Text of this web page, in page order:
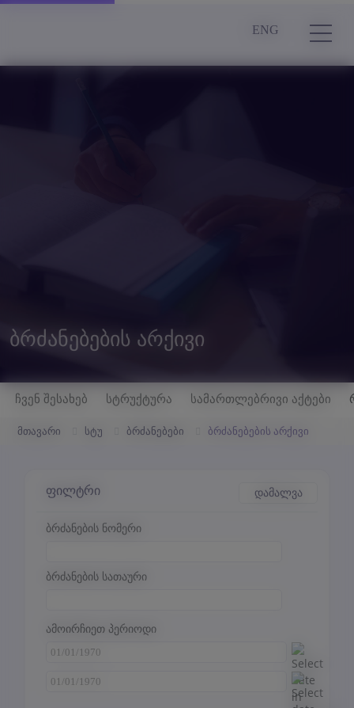
ENG
ბრძანებების არქივი
ჩვენ შესახებ სტრუქტურა სამართლებრივი აქტები
მთავარი სტუ ბრძანებები ბრძანებების არქივი
ფილტრი დამალვა
ბრძანების ნომერი
ბრძანების სათაური
ამოირჩიეთ პერიოდი